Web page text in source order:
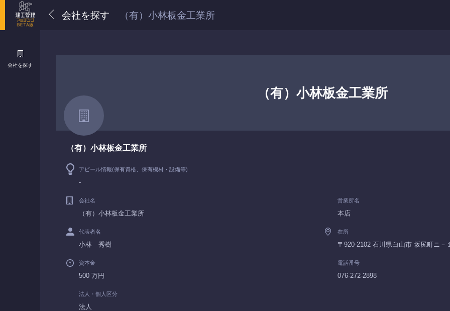
会社を探す （有）小林板金工業所
（有）小林板金工業所
（有）小林板金工業所
アピール情報(保有資格、保有機材・設備等)
-
会社名
（有）小林板金工業所
代表者名
小林 秀樹
資本金
500 万円
法人・個人区分
法人
営業所名
本店
在所
〒920-2102 石川県白山市 坂尻町ニ－
電話番号
076-272-2898
会社を探す